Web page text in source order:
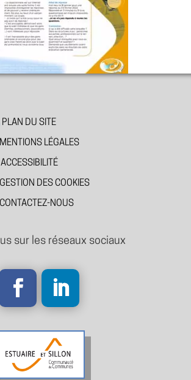
PLAN DU SITE
MENTIONS LÉGALES
GESTION DES COOKIES
CONTACTEZ-NOUS
sur les réseaux sociaux